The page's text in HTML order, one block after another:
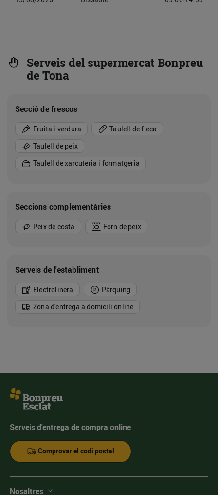
Serveis del supermercat Bonpreu
de Tona
Secció de frescos
Fruita i verdura
Taulell de fleca
Taulell de peix
Taulell de xarcuteria i formatgeria
Seccions complementàries
Peix de costa Forn de peix
Serveis de l'establiment
Electrolinera
Pàrquing
Zona d'entrega a domicili online
Serveis d'entrega de compra online
Comprovar el codi postal
Nosaltres